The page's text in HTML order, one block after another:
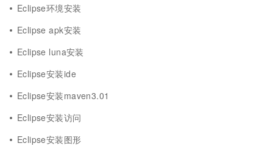
Eclipse环境安装
Eclipse apk安装
Eclipse luna安装
Eclipse安装ide
Eclipse安装maven3.01
Eclipse安装访问
Eclipse安装图形